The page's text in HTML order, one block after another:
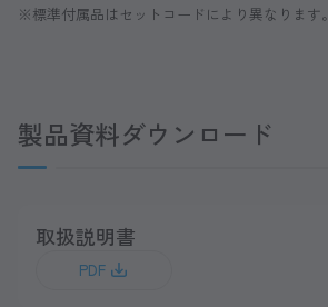
※標準付属品はセットコードにより異なります。
製品資料ダウンロード
取扱説明書
PDF